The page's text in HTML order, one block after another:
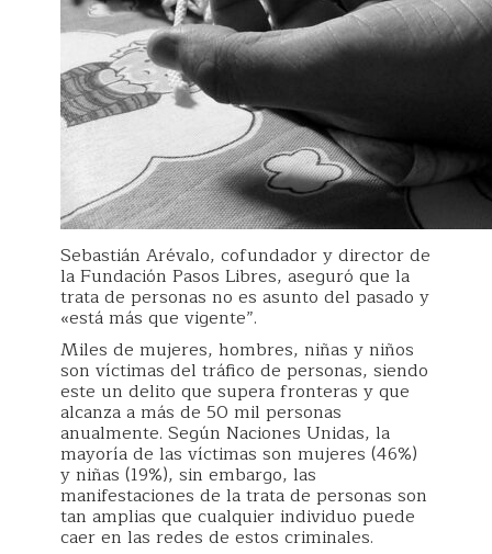
Sebastián Arévalo, cofundador y director de
la Fundación Pasos Libres, aseguró que la
trata de personas no es asunto del pasado y
«está más que vigente”.
Miles de mujeres, hombres, niñas y niños
son víctimas del tráfico de personas, siendo
este un delito que supera fronteras y que
alcanza a más de 50 mil personas
anualmente. Según Naciones Unidas, la
mayoría de las víctimas son mujeres (46%)
y niñas (19%), sin embargo, las
manifestaciones de la trata de personas son
tan amplias que cualquier individuo puede
caer en las redes de estos criminales.